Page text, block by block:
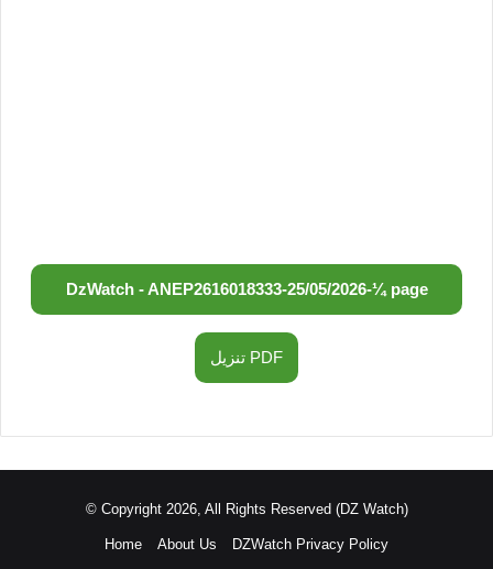
DzWatch - ANEP2616018333-25/05/2026-¼ page
تنزيل PDF
© Copyright 2026, All Rights Reserved (DZ Watch)
Home About Us DZWatch Privacy Policy